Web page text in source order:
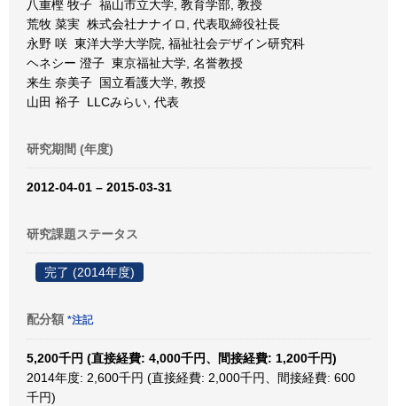
八重樫 牧子 福山市立大学, 教育学部, 教授
荒牧 菜実 株式会社ナナイロ, 代表取締役社長
永野 咲 東洋大学大学院, 福祉社会デザイン研究科
ヘネシー 澄子 東京福祉大学, 名誉教授
来生 奈美子 国立看護大学, 教授
山田 裕子 LLCみらい, 代表
研究期間 (年度)
2012-04-01 – 2015-03-31
研究課題ステータス
完了 (2014年度)
配分額 *注記
5,200千円 (直接経費: 4,000千円、間接経費: 1,200千円)
2014年度: 2,600千円 (直接経費: 2,000千円、間接経費: 600
千円)